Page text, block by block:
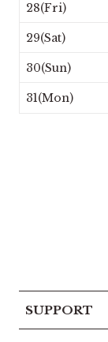
28(Fri)
29(Sat)
30(Sun)
31(Mon)
SUPPORT